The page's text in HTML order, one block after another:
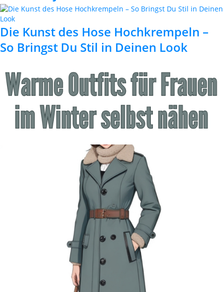
Die Kunst des Hose Hochkrempeln –
So Bringst Du Stil in Deinen Look